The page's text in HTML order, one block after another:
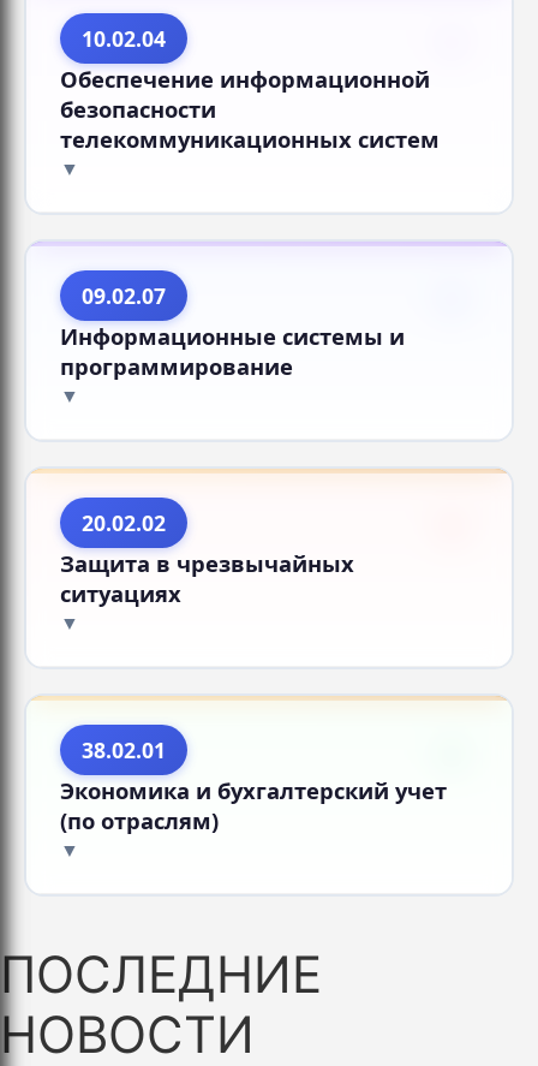
10.02.04
Обеспечение информационной
безопасности
телекоммуникационных систем
09.02.07
Информационные системы и
программирование
20.02.02
Защита в чрезвычайных
ситуациях
38.02.01
Экономика и бухгалтерский учет
(по отраслям)
ПОСЛЕДНИЕ
НОВОСТИ